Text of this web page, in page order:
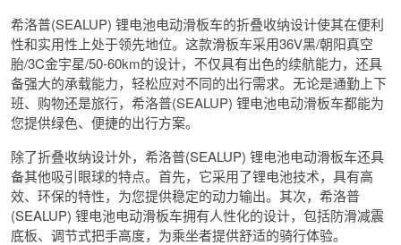
希洛普(SEALUP) 锂电池电动滑板车的折叠收纳设计使其在便利
性和实用性上处于领先地位。这款滑板车采用36V黑/朝阳真空
胎/3C金宇星/50-60km的设计，不仅具有出色的续航能力，还具
备强大的承载能力，轻松应对不同的出行需求。无论是通勤上下
班、购物还是旅行，希洛普(SEALUP) 锂电池电动滑板车都能为
您提供绿色、便捷的出行方案。
除了折叠收纳设计外，希洛普(SEALUP) 锂电池电动滑板车还具
备其他吸引眼球的特点。首先，它采用了锂电池技术，具有高
效、环保的特性，为您提供稳定的动力输出。其次，希洛普
(SEALUP) 锂电池电动滑板车拥有人性化的设计，包括防滑减震
底板、调节式把手高度，为乘坐者提供舒适的骑行体验。